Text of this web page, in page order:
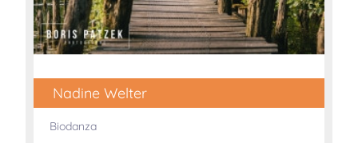
Nadine Welter
Biodanza